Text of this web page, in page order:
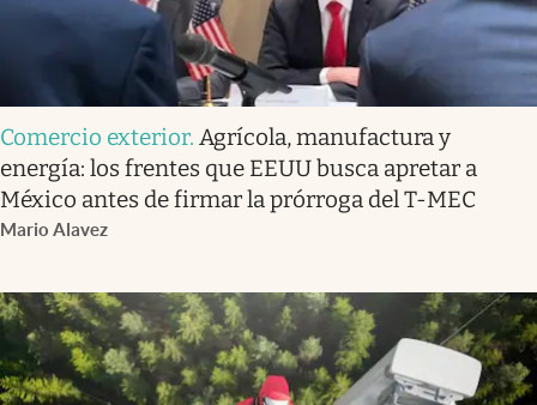
Comercio exterior. Agrícola, manufactura y
energía: los frentes que EEUU busca apretar a
México antes de firmar la prórroga del T-MEC
Mario Alavez